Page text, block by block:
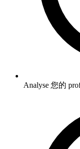
Analyse 您的